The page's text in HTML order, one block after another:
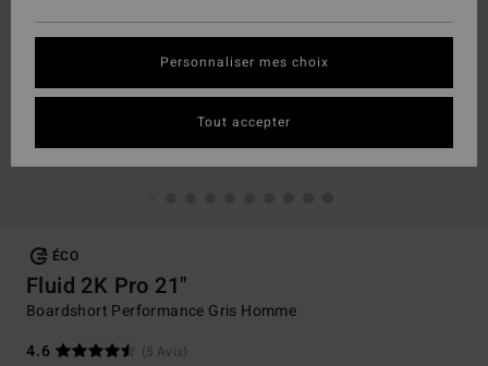
ÉCO
Fluid 2K Pro 21"
Boardshort Performance Gris Homme
4.6
(5 Avis)
Personnaliser mes choix
Tout accepter